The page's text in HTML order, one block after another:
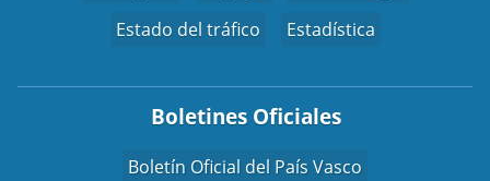
Estado del tráfico
Estadística
Boletines Oficiales
Boletín Oficial del País Vasco